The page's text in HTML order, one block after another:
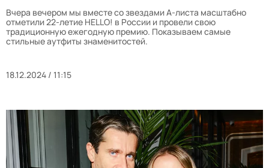
Вчера вечером мы вместе со звездами А-листа масштабно
отметили 22-летие HELLO! в России и провели свою
традиционную ежегодную премию. Показываем самые
стильные аутфиты знаменитостей.
18.12.2024 / 11:15